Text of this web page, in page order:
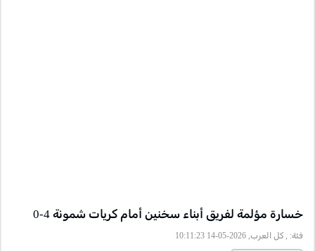
خسارة مؤلمة لفريق أبناء سخنين أمام كريات شمونة 4-0
فئة: , كل العرب, 2026-05-14 10:11:23